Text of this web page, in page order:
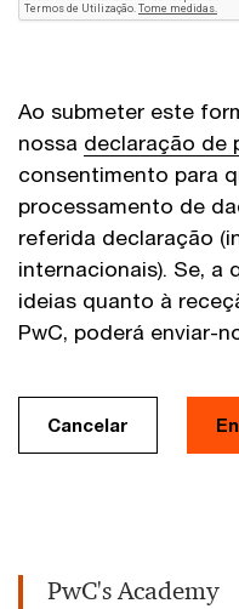
Ao submeter este
nossa declaração de
consentimento para
processamento de
referida declaração
internacionais). Se, a
ideias quanto à
PwC, poderá enviar-
Cancelar
PwC's Academy